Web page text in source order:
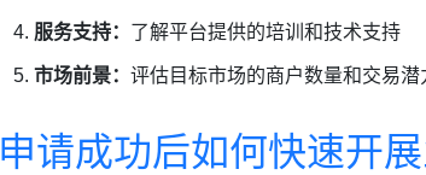
服务支持： 了解平台提供的培训和技术支持
市场前景： 评估目标市场的商户数量和交易潜
申请成功后如何快速开